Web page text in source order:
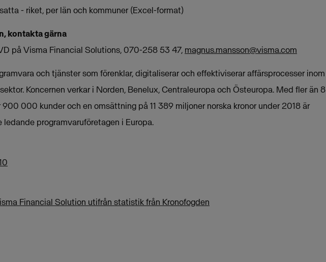
- riket, per län och kommuner (Excel-format)
kontakta gärna
på Visma Financial Solutions, 070-258 53 47, magnus.mansson@visma.com
och tjänster som förenklar, digitaliserar och effektiviserar affärsprocesser inom
Koncernen verkar i Norden, Benelux, Centraleuropa och Östeuropa. Med fler än 8
000 kunder och en omsättning på 11 389 miljoner norska kronor under 2018 är
ledande programvaruföretagen i Europa.
Financial Solution utifrån statistik från Kronofogden